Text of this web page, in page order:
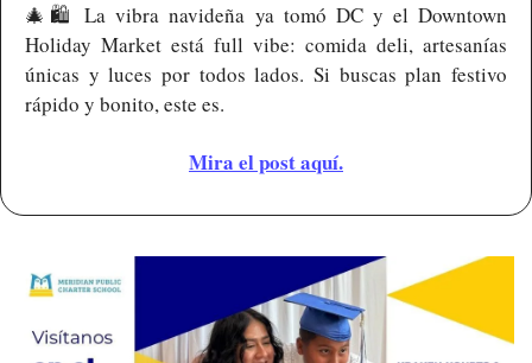
🎄 🛍️ La vibra navideña ya tomó DC y el Downtown
Holiday Market está full vibe: comida deli, artesanías
únicas y luces por todos lados. Si buscas plan festivo
rápido y bonito, este es.
Mira el post aquí.